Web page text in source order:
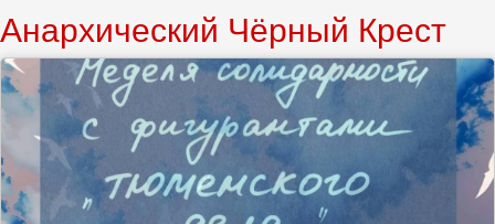
Анархический Чёрный Крест